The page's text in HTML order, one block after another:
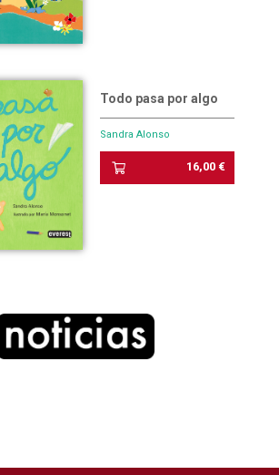
Todo pasa por algo
Sandra Alonso
16,00 €